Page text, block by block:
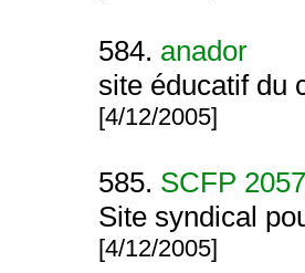
584. anador
site éducatif du
[4/12/2005]
585. SCFP 2057
Site syndical
[4/12/2005]